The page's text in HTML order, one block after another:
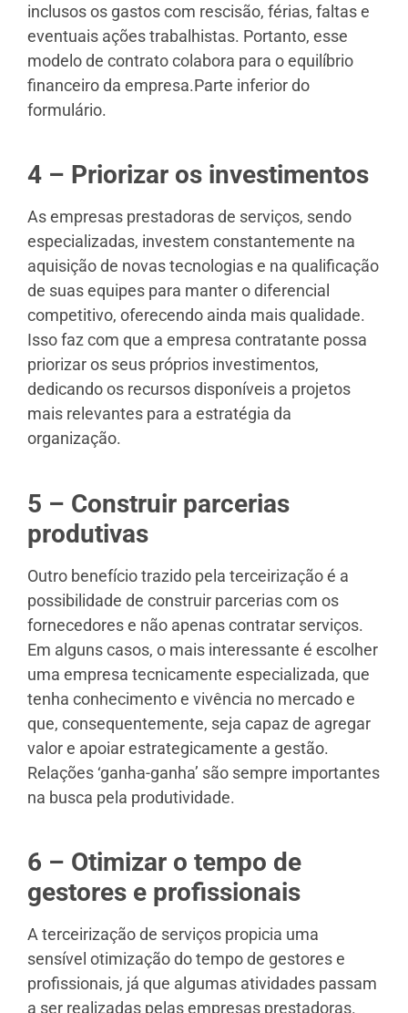
inclusos os gastos com rescisão, férias, faltas e
eventuais ações trabalhistas. Portanto, esse
modelo de contrato colabora para o equilíbrio
financeiro da empresa.Parte inferior do
formulário.
4 – Priorizar os investimentos
As empresas prestadoras de serviços, sendo
especializadas, investem constantemente na
aquisição de novas tecnologias e na qualificação
de suas equipes para manter o diferencial
competitivo, oferecendo ainda mais qualidade.
Isso faz com que a empresa contratante possa
priorizar os seus próprios investimentos,
dedicando os recursos disponíveis a projetos
mais relevantes para a estratégia da
organização.
5 – Construir parcerias
produtivas
Outro benefício trazido pela terceirização é a
possibilidade de construir parcerias com os
fornecedores e não apenas contratar serviços.
Em alguns casos, o mais interessante é escolher
uma empresa tecnicamente especializada, que
tenha conhecimento e vivência no mercado e
que, consequentemente, seja capaz de agregar
valor e apoiar estrategicamente a gestão.
Relações ‘ganha-ganha’ são sempre importantes
na busca pela produtividade.
6 – Otimizar o tempo de
gestores e profissionais
A terceirização de serviços propicia uma
sensível otimização do tempo de gestores e
profissionais, já que algumas atividades passam
a ser realizadas pelas empresas prestadoras.